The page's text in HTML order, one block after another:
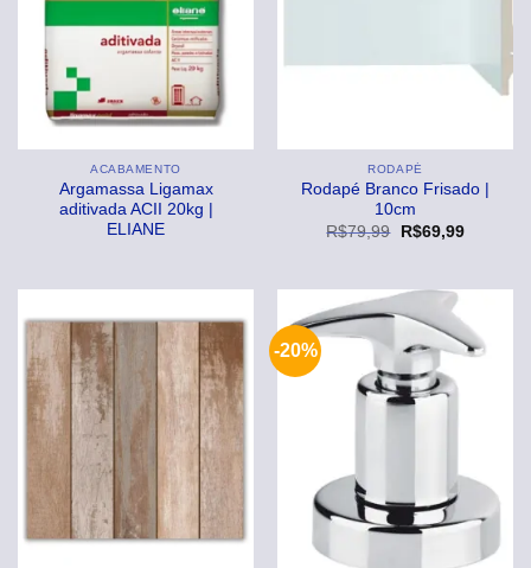
ACABAMENTO
Argamassa Ligamax
aditivada ACII 20kg |
ELIANE
RODAPÉ
Rodapé Branco Frisado |
10cm
R$79,99
O
R$79,99.
R$69,99O
R$69,99.
-20%